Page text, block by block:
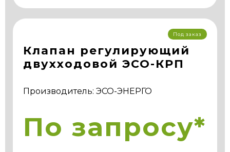
Клапан регулирующий
двухходовой ЭСО-КРП
Производитель: ЭСО-ЭНЕРГО
Под заказ
По запросу*